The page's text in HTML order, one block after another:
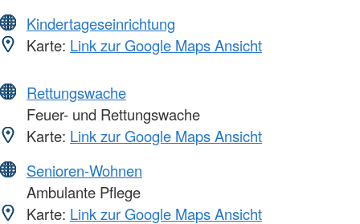
Kindertageseinrichtung
Karte: Link zur Google Maps Ansicht
Rettungswache
Feuer- und Rettungswache
Karte: Link zur Google Maps Ansicht
Senioren-Wohnen
Ambulante Pflege
Karte: Link zur Google Maps Ansicht